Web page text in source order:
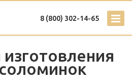
8 (800) 302-14-65